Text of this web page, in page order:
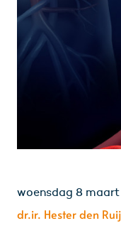
woensdag 8 maart
dr.ir. Hester den